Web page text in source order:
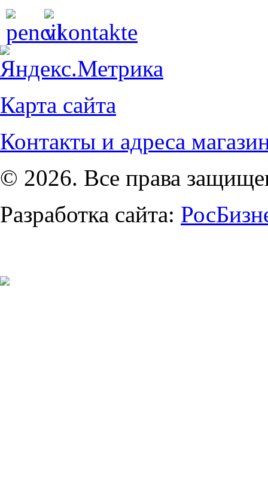
Карта сайта
Контакты и адреса
© 2026. Все права
Разработка сайта: